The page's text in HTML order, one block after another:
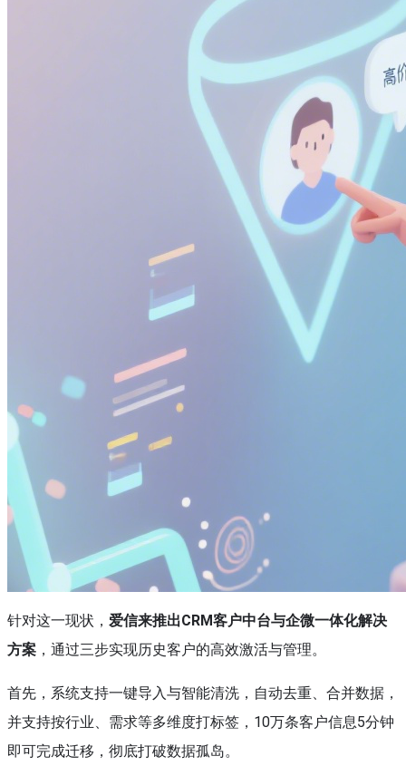
针对这一现状， 爱信来推出CRM客户中台与企微一体化解决
方案 ，通过三步实现历史客户的高效激活与管理。
首先，系统支持一键导入与智能清洗，自动去重、合并数据，
并支持按行业、需求等多维度打标签，10万条客户信息5分钟
即可完成迁移，彻底打破数据孤岛。